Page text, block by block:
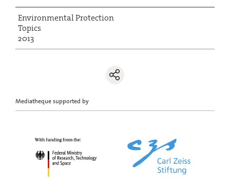
Environmental Protection
Topics
2013
Mediatheque supported by